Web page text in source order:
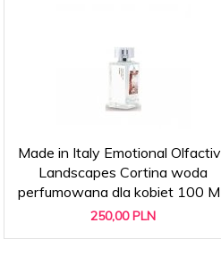
Made in Italy Emotional
Landscapes Cortina woda
perfumowana dla kobiet 100
250,00 PLN